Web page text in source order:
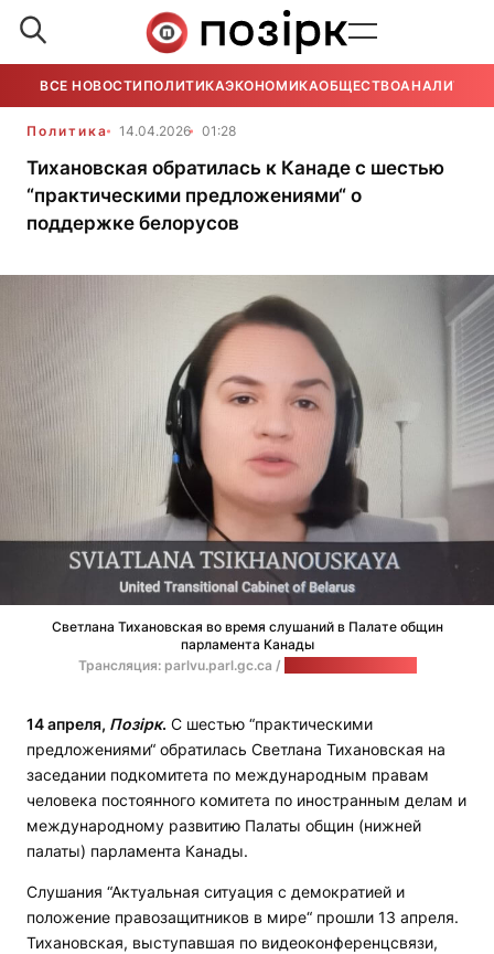
ВСЕ НОВОСТИ ПОЛИТИКАЭКОНОМИКАОБЩЕСТВОАНАЛИТИКА
Политика 14.04.2026 01:28
Тихановская обратилась к Канаде с шестью
“практическими предложениями“ о
поддержке белорусов
Светлана Тихановская во время слушаний в Палате общин
парламента Канады
Трансляция: parlvu.parl.gc.ca /
14 апреля, Позірк. С шестью “практическими
предложениями“ обратилась Светлана Тихановская на
заседании подкомитета по международным правам
человека постоянного комитета по иностранным делам и
международному развитию Палаты общин (нижней
палаты) парламента Канады.
Слушания “Актуальная ситуация с демократией и
положение правозащитников в мире“ прошли 13 апреля.
Тихановская, выступавшая по видеоконференцсвязи,